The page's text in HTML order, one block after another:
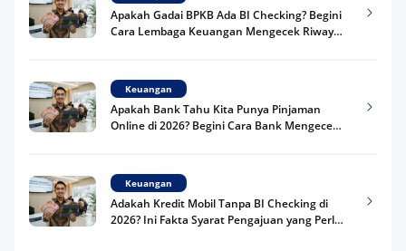
Apakah Gadai BPKB Ada BI Checking? Begini
Cara Lembaga Keuangan Mengecek Riwayat
Keuangan
Apakah Bank Tahu Kita Punya Pinjaman
Online di 2026? Begini Cara Bank Mengecek
Keuangan
Adakah Kredit Mobil Tanpa BI Checking di
2026? Ini Fakta Syarat Pengajuan yang Perlu